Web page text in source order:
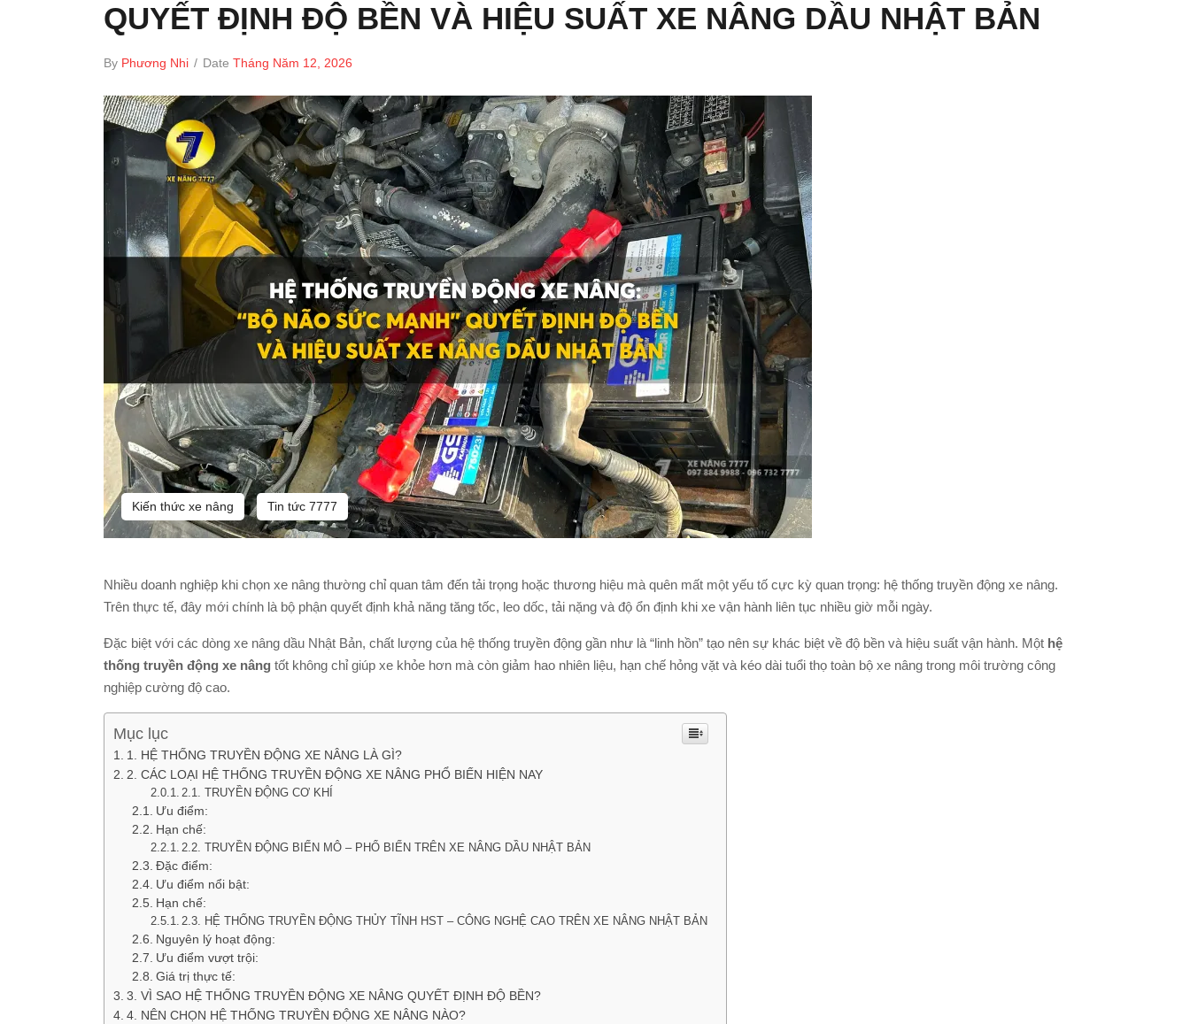
QUYẾT ĐỊNH ĐỘ BỀN VÀ HIỆU SUẤT XE NÂNG DẦU NHẬT BẢN
By Phương Nhi / Date Tháng Năm 12, 2026
Kiến thức xe nâng Tin tức 7777
Nhiều doanh nghiệp khi chọn xe nâng thường chỉ quan tâm đến tải trọng hoặc thương hiệu mà quên mất một yếu tố cực kỳ quan trọng: hệ thống truyền động xe nâng.
Trên thực tế, đây mới chính là bộ phận quyết định khả năng tăng tốc, leo dốc, tải nặng và độ ổn định khi xe vận hành liên tục nhiều giờ mỗi ngày.
Đặc biệt với các dòng xe nâng dầu Nhật Bản, chất lượng của hệ thống truyền động gần như là “linh hồn” tạo nên sự khác biệt về độ bền và hiệu suất vận hành. Một hệ
thống truyền động xe nâng tốt không chỉ giúp xe khỏe hơn mà còn giảm hao nhiên liệu, hạn chế hỏng vặt và kéo dài tuổi thọ toàn bộ xe nâng trong môi trường công
nghiệp cường độ cao.
Mục lục
1. HỆ THỐNG TRUYỀN ĐỘNG XE NÂNG LÀ GÌ?
2. CÁC LOẠI HỆ THỐNG TRUYỀN ĐỘNG XE NÂNG PHỔ BIẾN HIỆN NAY
2.1. TRUYỀN ĐỘNG CƠ KHÍ
Ưu điểm:
Hạn chế:
2.2. TRUYỀN ĐỘNG BIẾN MÔ – PHỔ BIẾN TRÊN XE NÂNG DẦU NHẬT BẢN
Đặc điểm:
Ưu điểm nổi bật:
Hạn chế:
2.3. HỆ THỐNG TRUYỀN ĐỘNG THỦY TĨNH HST – CÔNG NGHỆ CAO TRÊN XE NÂNG NHẬT BẢN
Nguyên lý hoạt động:
Ưu điểm vượt trội:
Giá trị thực tế:
3. VÌ SAO HỆ THỐNG TRUYỀN ĐỘNG XE NÂNG QUYẾT ĐỊNH ĐỘ BỀN?
4. NÊN CHỌN HỆ THỐNG TRUYỀN ĐỘNG XE NÂNG NÀO?